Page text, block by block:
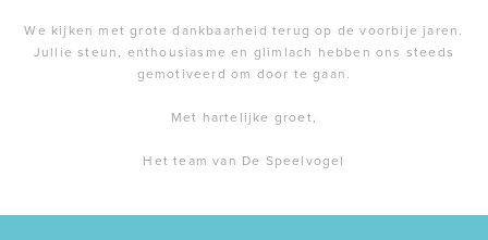
We kijken met grote dankbaarheid terug op de voorbije jaren.
Jullie steun, enthousiasme en glimlach hebben ons steeds
gemotiveerd om door te gaan.
Met hartelijke groet,
Het team van De Speelvogel